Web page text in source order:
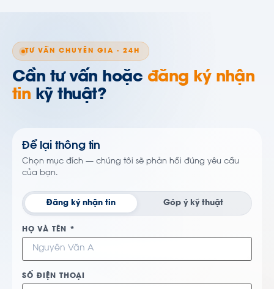
TƯ VẤN CHUYÊN GIA · 24H
Cần tư vấn hoặc đăng ký nhận
tin kỹ thuật?
Để lại thông tin
Chọn mục đích — chúng tôi sẽ phản hồi đúng yêu cầu
của bạn.
Đăng ký nhận tin Góp ý kỹ thuật
HỌ VÀ TÊN *
SỐ ĐIỆN THOẠI